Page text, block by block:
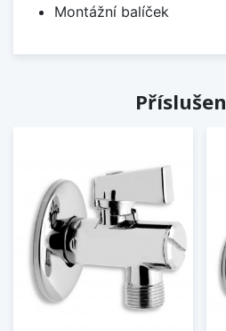
Montážní balíček